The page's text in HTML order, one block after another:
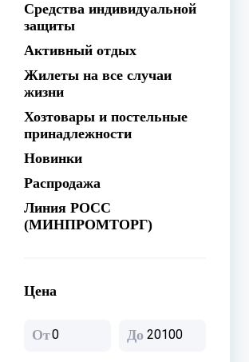
Средства индивидуальной
защиты
Активный отдых
Жилеты на все случаи
жизни
Хозтовары и постельные
принадлежности
Новинки
Распродажа
Линия РОСС
(МИНПРОМТОРГ)
Цена
От До